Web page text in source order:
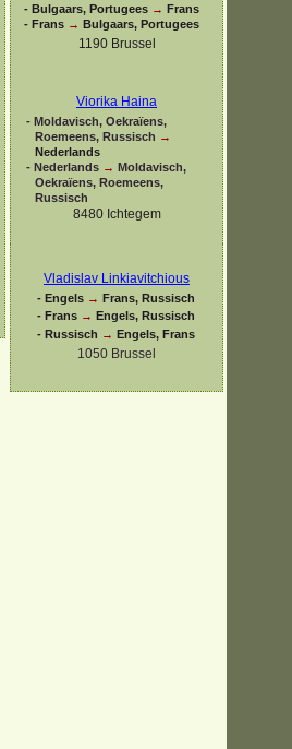
- Bulgaars, Portugees → Frans
- Frans → Bulgaars, Portugees
1190 Brussel
Viorika Haina
- Moldavisch, Oekraïens,
Roemeens, Russisch →
Nederlands
- Nederlands → Moldavisch,
Oekraïens, Roemeens,
Russisch
8480 Ichtegem
Vladislav Linkiavitchious
- Engels → Frans, Russisch
- Frans → Engels, Russisch
- Russisch → Engels, Frans
1050 Brussel